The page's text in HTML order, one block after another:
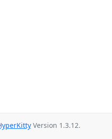
Version 1.3.12.